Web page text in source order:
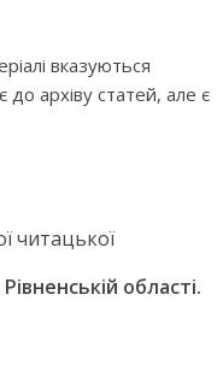
вказуються
до архіву статей, але є
читацької
області.
дітей (слова та